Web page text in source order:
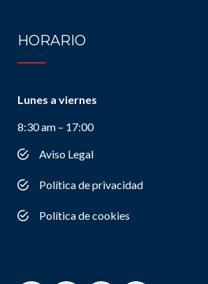
HORARIO
Lunes a viernes
8:30 am – 17:00
Aviso Legal
Política de privacidad
Política de cookies